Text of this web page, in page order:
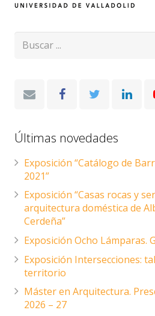
Últimas novedades
Exposición “Catálogo de
2021”
Exposición “Casas rocas y
arquitectura doméstica de
Cerdeña”
Exposición Ocho Lámparas.
Exposición Intersecciones:
territorio
Máster en Arquitectura.
2026 – 27